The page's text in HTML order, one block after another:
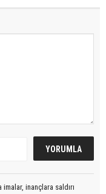
inançlara saldırı